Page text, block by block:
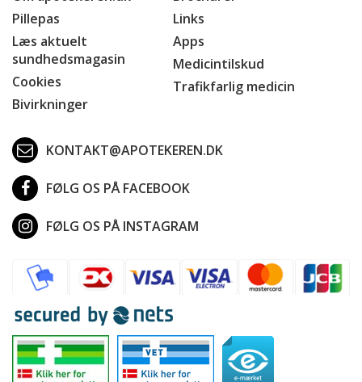
Pillepas
Læs aktuelt
sundhedsmagasin
Cookies
Bivirkninger
Links
Apps
Medicintilskud
Trafikfarlig medicin
KONTAKT@APOTEKEREN.DK
FØLG OS PÅ FACEBOOK
FØLG OS PÅ INSTAGRAM